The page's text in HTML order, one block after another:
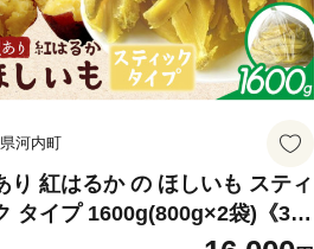
河内町
り 紅はるか の ほしいも スティ
タイプ 1600g(800g×2袋)《30
内に出荷予定(土日祝除く)》株